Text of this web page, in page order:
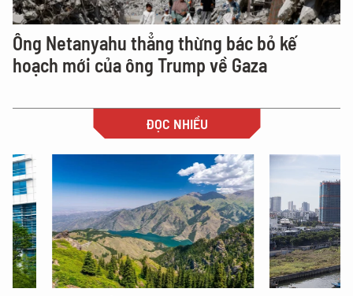
Ông Netanyahu thẳng thừng bác bỏ kế
hoạch mới của ông Trump về Gaza
ĐỌC NHIỀU